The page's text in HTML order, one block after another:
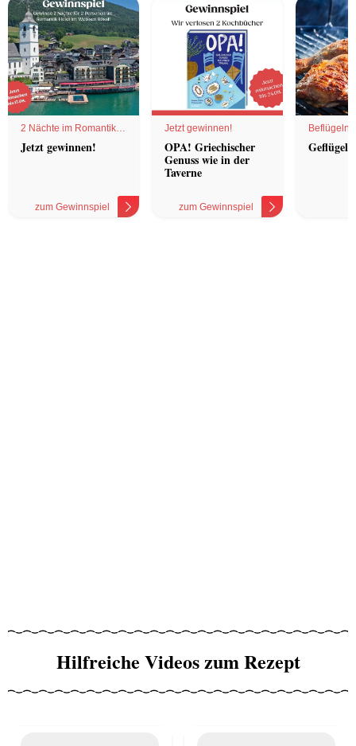
2 Nächte im Romantik
Jetzt gewinnen!
zum Gewinnspiel
Jetzt gewinnen!
OPA! Griechischer
Genuss wie in der
Taverne
zum Gewinnspiel
Geflügel
Hilfreiche Videos zum Rezept